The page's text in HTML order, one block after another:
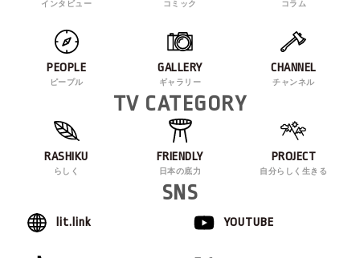
インタビュー コミック コラム
PEOPLE
ピープル
GALLERY
ギャラリー
CHANNEL
チャンネル
TV CATEGORY
RASHIKU
らしく
FRIENDLY
日本の底力
PROJECT
自分らしく生きる
SNS
lit.link YOUTUBE